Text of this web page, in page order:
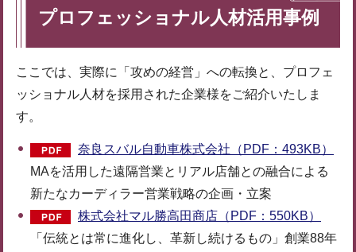
プロフェッショナル人材活用事例
ここでは、実際に「攻めの経営」への転換と、プロフェ
ッショナル人材を採用された企業様をご紹介いたしま
す。
奈良スバル自動車株式会社（PDF：493KB）
MAを活用した遠隔営業とリアル店舗との融合による
新たなカーディラー営業戦略の企画・立案
株式会社マル勝高田商店（PDF：550KB）
「伝統とは常に進化し、革新し続けるもの」創業88年